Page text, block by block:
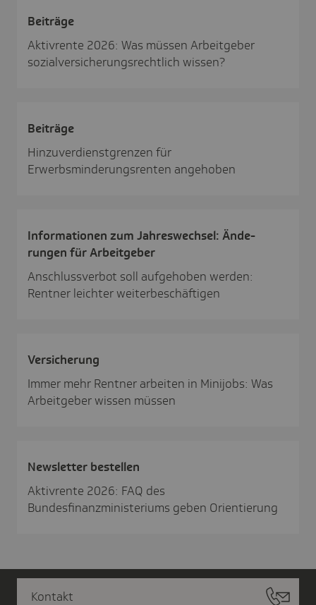
Beiträge
Aktivrente 2026: Was müssen Arbeitgeber
sozialversicherungsrechtlich wissen?
Beiträge
Hinzuverdienstgrenzen für
Erwerbsminderungsrenten angehoben
Infor­ma­tionen zum Jahres­wech­sel: Ände­
rungen für Arbeit­geber
Anschlussverbot soll aufgehoben werden:
Rentner leichter weiterbeschäftigen
Versi­che­rung
Immer mehr Rentner arbeiten in Minijobs: Was
Arbeitgeber wissen müssen
News­letter bestellen
Aktivrente 2026: FAQ des
Bundesfinanzministeriums geben Orientierung
Kontakt